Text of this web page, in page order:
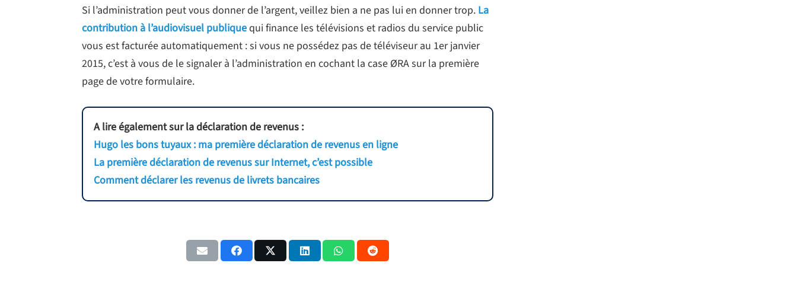
Si l’administration peut vous donner de l’argent, veillez bien a ne pas lui en donner trop. La
contribution à l’audiovisuel publiquequi finance les télévisions et radios du service public
vous est facturée automatiquement : si vous ne possédez pas de téléviseur au 1er janvier
2015, c’est à vous de le signaler à l’administration en cochant la case ØRA sur la première
page de votre formulaire.
A lire également sur la déclaration de revenus :
Hugo les bons tuyaux : ma première déclaration de revenus en ligne
La première déclaration de revenus sur Internet, c’est possible
Comment déclarer les revenus de livrets bancaires